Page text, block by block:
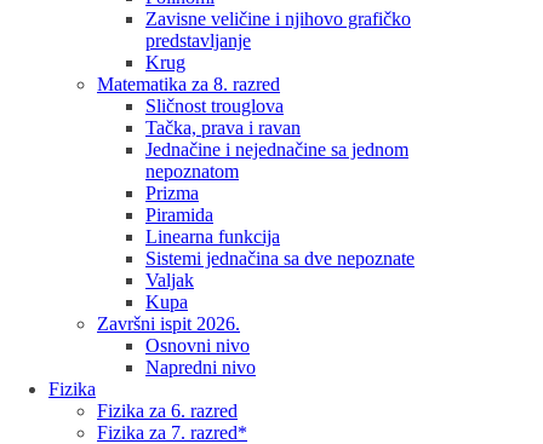
Zavisne veličine i njihovo grafičko
predstavljanje
Krug
Matematika za 8. razred
Sličnost trouglova
Tačka, prava i ravan
Jednačine i nejednačine sa jednom
nepoznatom
Prizma
Piramida
Linearna funkcija
Sistemi jednačina sa dve nepoznate
Valjak
Kupa
Završni ispit 2026.
Osnovni nivo
Napredni nivo
Fizika
Fizika za 6. razred
Fizika za 7. razred*